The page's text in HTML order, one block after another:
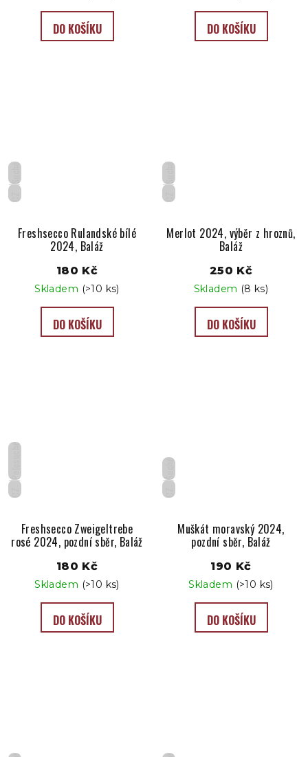
DO KOŠÍKU DO KOŠÍKU
Suché
CZ
Freshsecco Rulandské bílé
2024, Baláž
180 Kč
Skladem (>10 ks)
DO KOŠÍKU
Suché
CZ
Merlot 2024, výběr z hroznů,
Baláž
250 Kč
Skladem (8 ks)
DO KOŠÍKU
CZ
Freshsecco Zweigeltrebe
rosé 2024, pozdní sběr, Baláž
180 Kč
Skladem (>10 ks)
DO KOŠÍKU
Suché
CZ
Muškát moravský 2024,
pozdní sběr, Baláž
190 Kč
Skladem (>10 ks)
DO KOŠÍKU